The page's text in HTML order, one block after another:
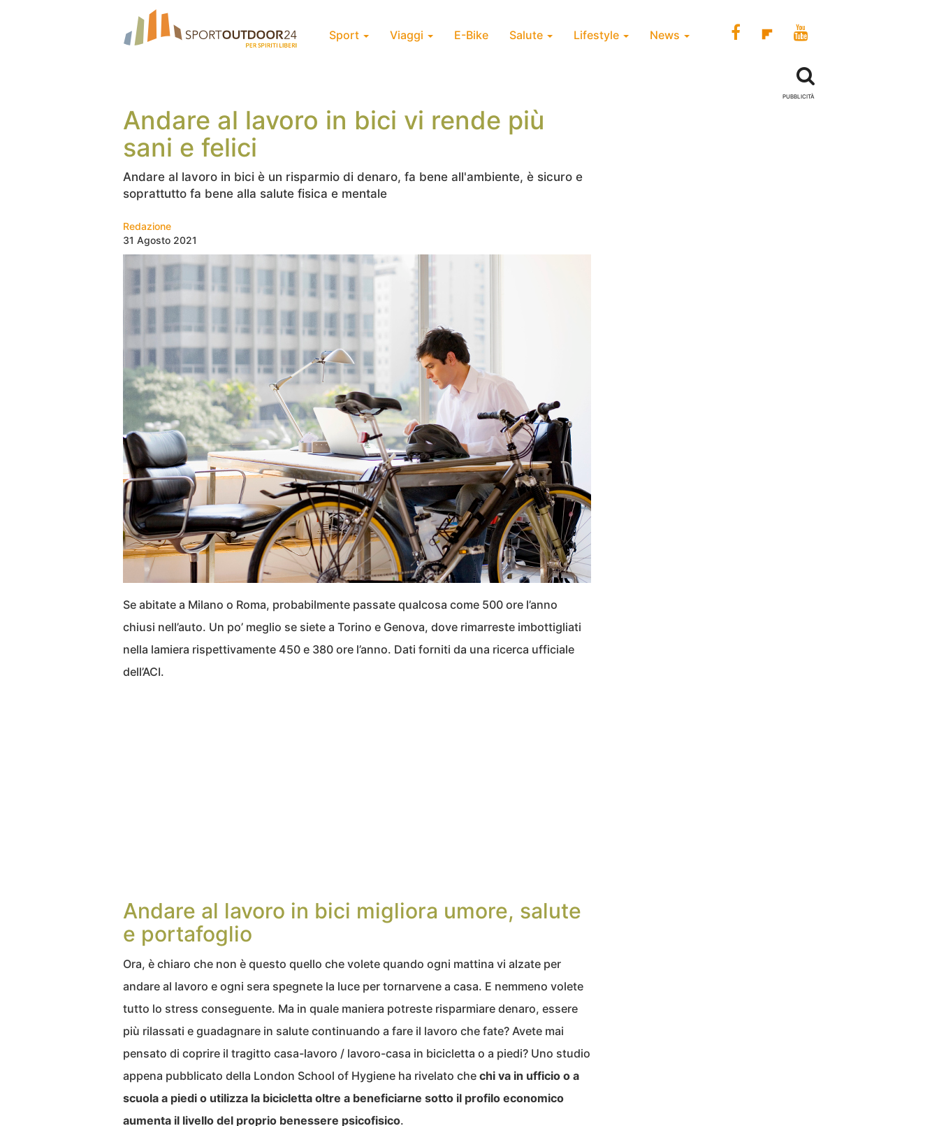
Sport Viaggi E-Bike Salute Lifestyle News
Andare al lavoro in bici vi rende più
sani e felici
Andare al lavoro in bici è un risparmio di denaro, fa bene all'ambiente, è sicuro e
soprattutto fa bene alla salute fisica e mentale
Redazione
31 Agosto 2021
Se abitate a Milano o Roma, probabilmente passate qualcosa come 500 ore l’anno
chiusi nell’auto. Un po’ meglio se siete a Torino e Genova, dove rimarreste imbottigliati
nella lamiera rispettivamente 450 e 380 ore l’anno. Dati forniti da una ricerca ufficiale
dell’ACI.
Andare al lavoro in bici migliora umore, salute
e portafoglio
Ora, è chiaro che non è questo quello che volete quando ogni mattina vi alzate per
andare al lavoro e ogni sera spegnete la luce per tornarvene a casa. E nemmeno volete
tutto lo stress conseguente. Ma in quale maniera potreste risparmiare denaro, essere
più rilassati e guadagnare in salute continuando a fare il lavoro che fate? Avete mai
pensato di coprire il tragitto casa-lavoro / lavoro-casa in bicicletta o a piedi? Uno studio
appena pubblicato della London School of Hygiene ha rivelato che chi va in ufficio o a
scuola a piedi o utilizza la bicicletta oltre a beneficiarne sotto il profilo economico
aumenta il livello del proprio benessere psicofisico.
PUBBLICITÀ